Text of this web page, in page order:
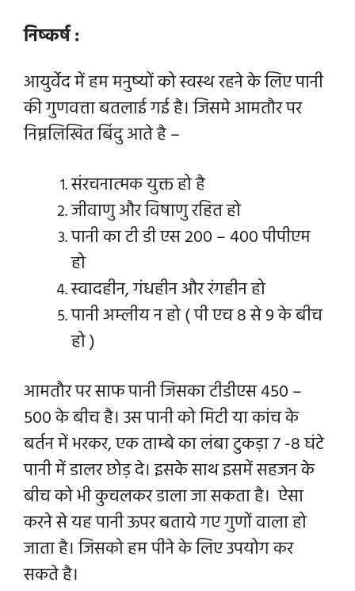
निष्कर्ष :
आयुर्वेद में हम मनुष्यों को स्वस्थ रहने के लिए पानी
की गुणवत्ता बतलाई गई है। जिसमे आमतौर पर
निम्नलिखित बिंदु आते है –
संरचनात्मक युक्त हो है
जीवाणु और विषाणु रहित हो
पानी का टी डी एस 200 – 400 पीपीएम
हो
स्वादहीन, गंधहीन और रंगहीन हो
पानी अम्लीय न हो ( पी एच 8 से 9 के बीच
हो )
आमतौर पर साफ पानी जिसका टीडीएस 450 –
500 के बीच है। उस पानी को मिटी या कांच के
बर्तन में भरकर, एक ताम्बे का लंबा टुकड़ा 7 -8 घंटे
पानी में डालर छोड़ दे। इसके साथ इसमें सहजन के
बीच को भी कुचलकर डाला जा सकता है। ऐसा
करने से यह पानी ऊपर बताये गए गुणों वाला हो
जाता है। जिसको हम पीने के लिए उपयोग कर
सकते है।